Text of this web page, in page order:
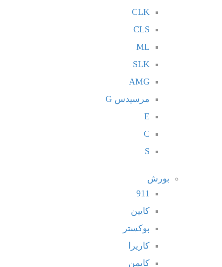
CLK
CLS
ML
SLK
AMG
مرسيدس G
E
C
S
بورش
911
كايين
بوكستر
كاريرا
كايمن